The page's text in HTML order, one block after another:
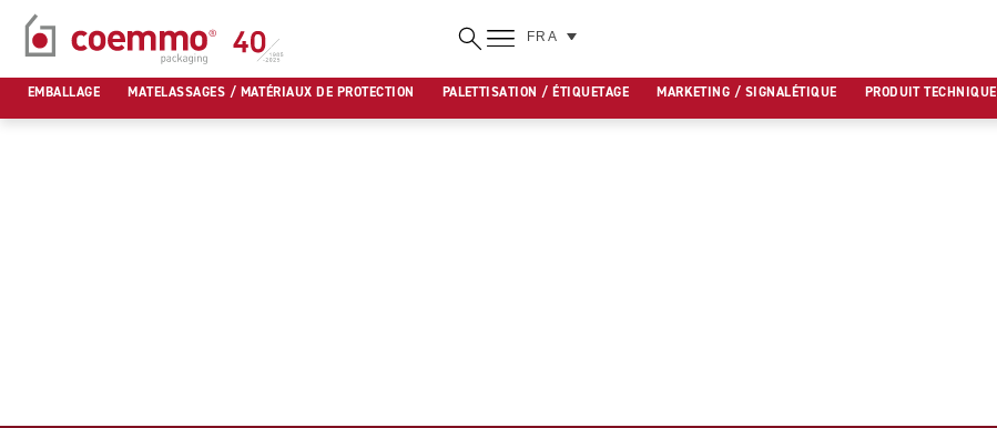
Aller
au
contenu
FRA
EMBALLAGE MATELASSAGES / MATÉRIAUX DE PROTECTION PALETTISATION / ÉTIQUETAGE MARKETING / SIGNALÉTIQUE PRODUIT TECHNIQUE